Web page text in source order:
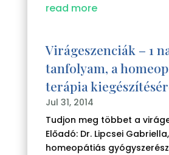
read more
Virágeszenciák – 1
tanfolyam, a
terápia
Jul 31, 2014
Tudjon meg többet a
Előadó: Dr. Lipcsei Gabriella,
homeopátiás gyógyszerész